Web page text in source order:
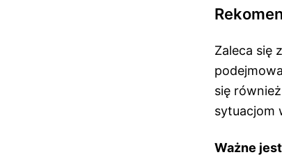
Zaleca się
się
sytuacjom
Ważne